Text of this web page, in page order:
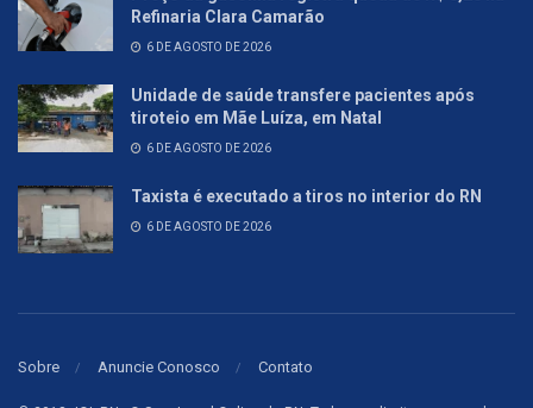
Refinaria Clara Camarão
6 DE AGOSTO DE 2026
Unidade de saúde transfere pacientes após
tiroteio em Mãe Luíza, em Natal
6 DE AGOSTO DE 2026
Taxista é executado a tiros no interior do RN
6 DE AGOSTO DE 2026
Sobre Anuncie Conosco Contato